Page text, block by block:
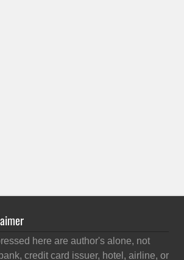
here are author's alone, not
credit card issuer, hotel, airline, or